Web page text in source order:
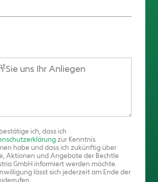
ich, dass ich
zur Kenntnis
habe und dass ich zukünftig über
Aktionen und Angebote der Bechtle
GmbH informiert werden möchte.
lässt sich jederzeit am Ende der